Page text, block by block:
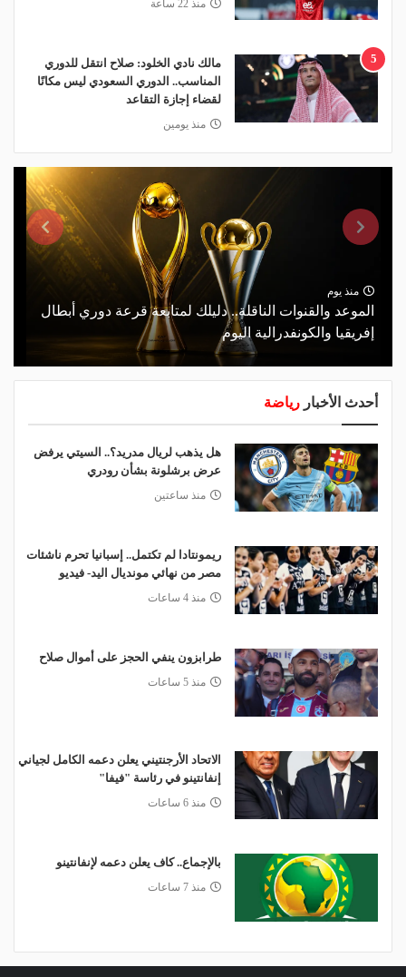
منذ 22 ساعة
5
مالك نادي الخلود: صلاح انتقل للدوري
المناسب.. الدوري السعودي ليس مكانًا
لقضاء إجازة التقاعد
منذ يومين
منذ يوم
الموعد والقنوات الناقلة.. دليلك لمتابعة قرعة دوري أبطال
إفريقيا والكونفدرالية اليوم
أحدث الأخبار رياضة
هل يذهب لريال مدريد؟.. السيتي يرفض
عرض برشلونة بشأن رودري
منذ ساعتين
ريمونتادا لم تكتمل.. إسبانيا تحرم ناشئات
مصر من نهائي مونديال اليد- فيديو
منذ 4 ساعات
طرابزون ينفي الحجز على أموال صلاح
منذ 5 ساعات
الاتحاد الأرجنتيني يعلن دعمه الكامل لجياني
إنفانتينو في رئاسة "فيفا"
منذ 6 ساعات
بالإجماع.. كاف يعلن دعمه لإنفانتينو
منذ 7 ساعات